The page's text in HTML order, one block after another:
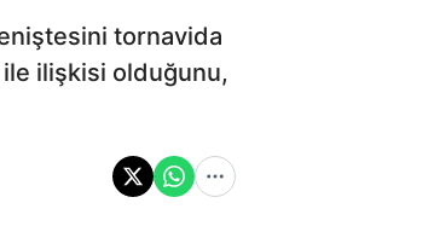
tornavida
ile ilişkisi olduğunu,